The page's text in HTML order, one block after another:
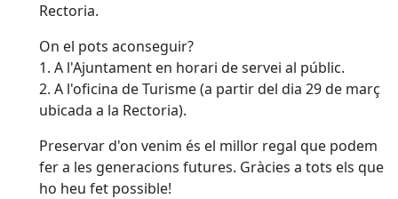
Rectoria.
On el pots aconseguir?
1. A l'Ajuntament en horari de servei al públic.
2. A l'oficina de Turisme (a partir del dia 29 de març
ubicada a la Rectoria).
Preservar d'on venim és el millor regal que podem
fer a les generacions futures. Gràcies a tots els que
ho heu fet possible!